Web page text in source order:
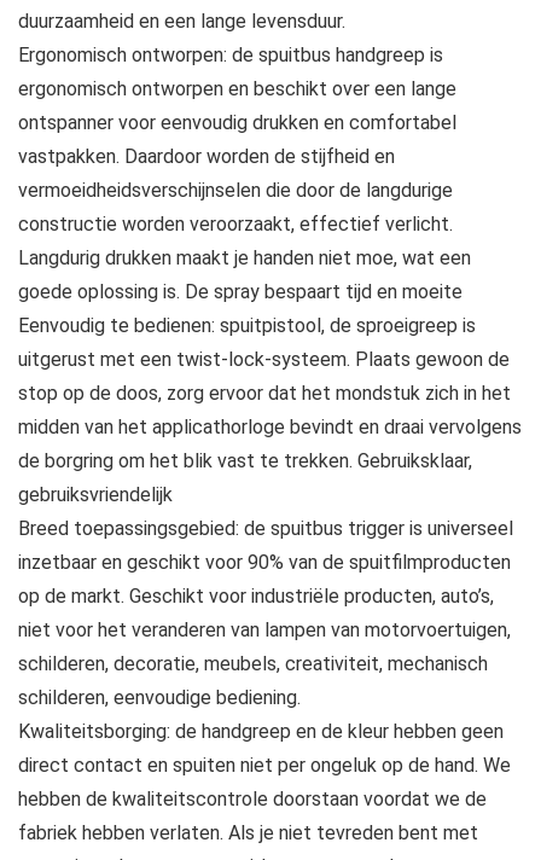
duurzaamheid en een lange levensduur.
Ergonomisch ontworpen: de spuitbus handgreep is
ergonomisch ontworpen en beschikt over een lange
ontspanner voor eenvoudig drukken en comfortabel
vastpakken. Daardoor worden de stijfheid en
vermoeidheidsverschijnselen die door de langdurige
constructie worden veroorzaakt, effectief verlicht.
Langdurig drukken maakt je handen niet moe, wat een
goede oplossing is. De spray bespaart tijd en moeite
Eenvoudig te bedienen: spuitpistool, de sproeigreep is
uitgerust met een twist-lock-systeem. Plaats gewoon de
stop op de doos, zorg ervoor dat het mondstuk zich in het
midden van het applicathorloge bevindt en draai vervolgens
de borgring om het blik vast te trekken. Gebruiksklaar,
gebruiksvriendelijk
Breed toepassingsgebied: de spuitbus trigger is universeel
inzetbaar en geschikt voor 90% van de spuitfilmproducten
op de markt. Geschikt voor industriële producten, auto’s,
niet voor het veranderen van lampen van motorvoertuigen,
schilderen, decoratie, meubels, creativiteit, mechanisch
schilderen, eenvoudige bediening.
Kwaliteitsborging: de handgreep en de kleur hebben geen
direct contact en spuiten niet per ongeluk op de hand. We
hebben de kwaliteitscontrole doorstaan voordat we de
fabriek hebben verlaten. Als je niet tevreden bent met